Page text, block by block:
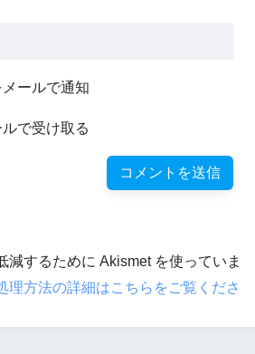
ールで通知
で受け取る
減するために Akismet を使っていま
理方法の詳細はこちらをご覧くださ